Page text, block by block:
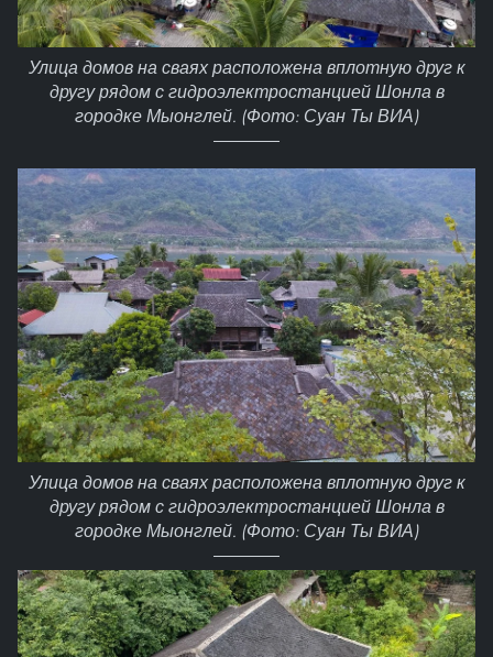
Улица домов на сваях расположена вплотную друг к
другу рядом с гидроэлектростанцией Шонла в
городке Мыонглей. (Фото: Суан Ты ВИА)
Улица домов на сваях расположена вплотную друг к
другу рядом с гидроэлектростанцией Шонла в
городке Мыонглей. (Фото: Суан Ты ВИА)